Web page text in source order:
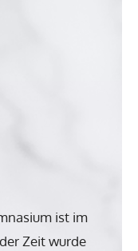
ist im
Zeit wurde